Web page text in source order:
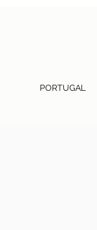
PORTUGAL